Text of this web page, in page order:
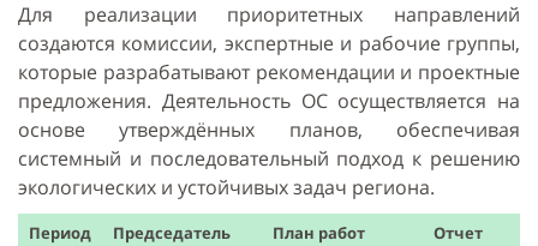
Для реализации приоритетных направлений
создаются комиссии, экспертные и рабочие группы,
которые разрабатывают рекомендации и проектные
предложения. Деятельность ОС осуществляется на
основе утверждённых планов, обеспечивая
системный и последовательный подход к решению
экологических и устойчивых задач региона.
Период Председатель План работ Отчет